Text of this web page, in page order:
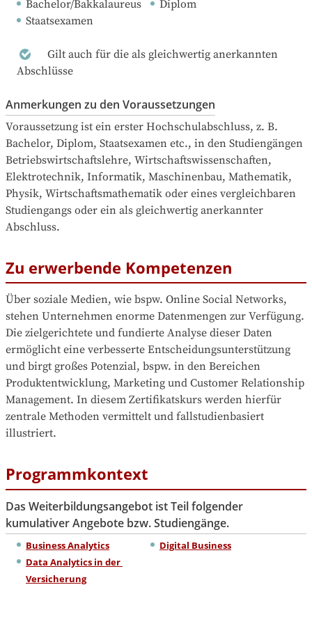
Bachelor/Bakkalaureus
Diplom
Staatsexamen
Gilt auch für die als gleichwertig anerkannten
Abschlüsse
Anmerkungen zu den Voraussetzungen
Voraussetzung ist ein erster Hochschulabschluss, z. B.
Bachelor, Diplom, Staatsexamen etc., in den Studiengängen
Betriebswirtschaftslehre, Wirtschaftswissenschaften,
Elektrotechnik, Informatik, Maschinenbau, Mathematik,
Physik, Wirtschaftsmathematik oder eines vergleichbaren
Studiengangs oder ein als gleichwertig anerkannter
Abschluss.
Zu erwerbende Kompetenzen
Über soziale Medien, wie bspw. Online Social Networks,
stehen Unternehmen enorme Datenmengen zur Verfügung.
Die zielgerichtete und fundierte Analyse dieser Daten
ermöglicht eine verbesserte Entscheidungsunterstützung
und birgt großes Potenzial, bspw. in den Bereichen
Produktentwicklung, Marketing und Customer Relationship
Management. In diesem Zertifikatskurs werden hierfür
zentrale Methoden vermittelt und fallstudienbasiert
illustriert.
Programmkontext
Das Weiterbildungsangebot ist Teil folgender
kumulativer Angebote bzw. Studiengänge.
Business Analytics
Digital Business
Data Analytics in der
Versicherung